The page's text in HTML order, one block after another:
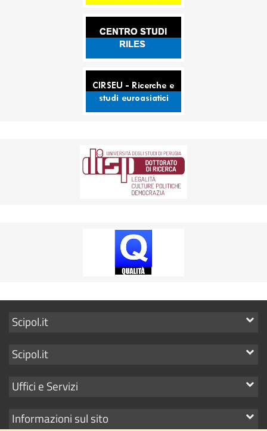
Mostra
link
Scipol.it
Mostra
link
Scipol.it
Mostra
link
Uffici e Servizi
Mostra
Informazioni sul sito